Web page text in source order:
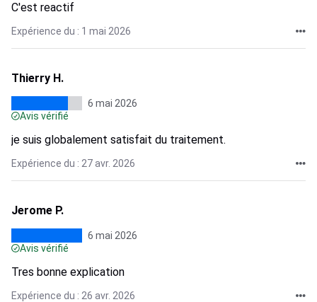
C'est reactif
Expérience du : 1 mai 2026
Thierry H.
6 mai 2026
Avis vérifié
je suis globalement satisfait du traitement.
Expérience du : 27 avr. 2026
Jerome P.
6 mai 2026
Avis vérifié
Tres bonne explication
Expérience du : 26 avr. 2026